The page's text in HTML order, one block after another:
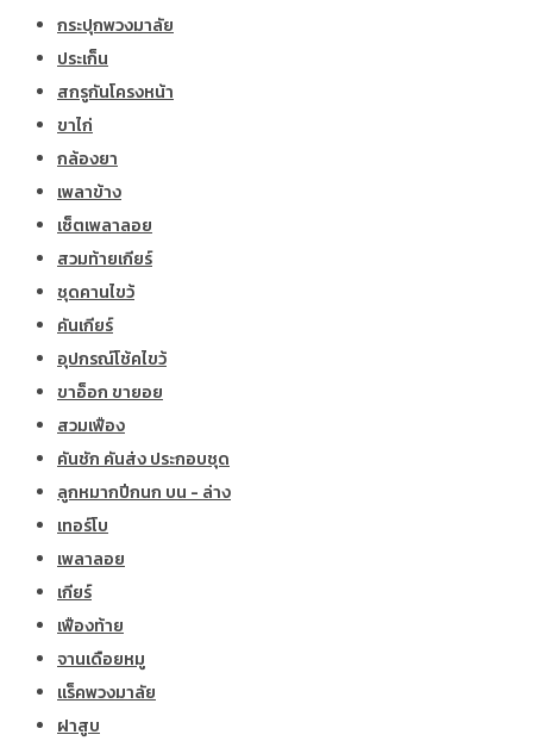
กระปุกพวงมาลัย
ประเก็น
สกรูกันโครงหน้า
ขาไก่
กล้องยา
เพลาข้าง
เซ็ตเพลาลอย
สวมท้ายเกียร์
ชุดคานไขว้
คันเกียร์
อุปกรณ์โช้คไขว้
ขาอ็อก ขายอย
สวมเฟือง
คันชัก คันส่ง ประกอบชุด
ลูกหมากปีกนก บน - ล่าง
เทอร์โบ
เพลาลอย
เกียร์
เฟืองท้าย
จานเดือยหมู
แร็คพวงมาลัย
ฝาสูบ